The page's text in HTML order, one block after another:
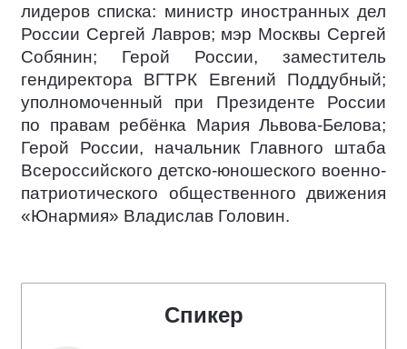
лидеров списка: министр иностранных дел
России Сергей Лавров; мэр Москвы Сергей
Собянин; Герой России, заместитель
гендиректора ВГТРК Евгений Поддубный;
уполномоченный при Президенте России
по правам ребёнка Мария Львова-Белова;
Герой России, начальник Главного штаба
Всероссийского детско-юношеского военно-
патриотического общественного движения
«Юнармия» Владислав Головин.
Спикер